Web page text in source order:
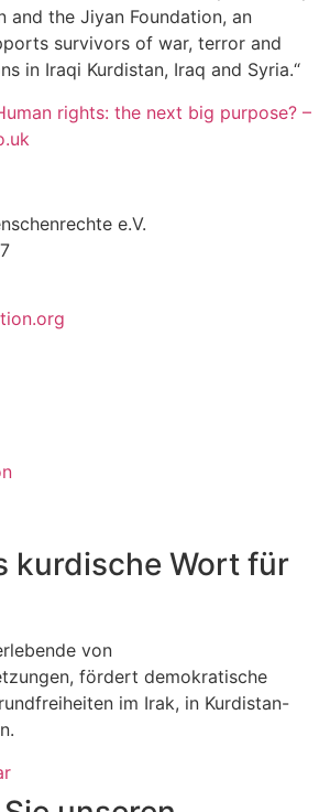
and the Jiyan Foundation, an
survivors of war, terror and
in Iraqi Kurdistan, Iraq and Syria.“
rights: the next big purpose? –
e.V.
kurdische Wort für
von
fördert demokratische
im Irak, in Kurdistan-